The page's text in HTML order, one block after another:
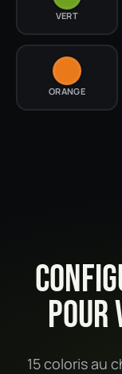
VERT
ORANGE
15 coloris au